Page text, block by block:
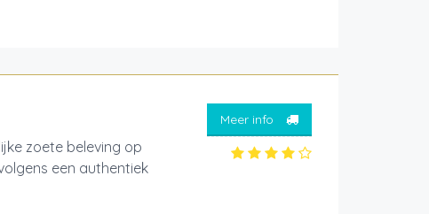
zoete beleving op
een authentiek
Meer info